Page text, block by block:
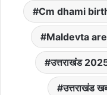
Cm dhami
Maldevta
उत्तराखंड
उत्तराखंड